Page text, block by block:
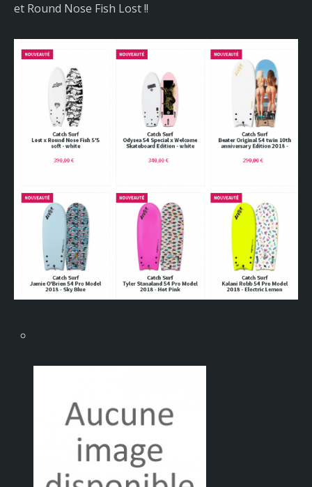
et Round Nose Fish Lost !!